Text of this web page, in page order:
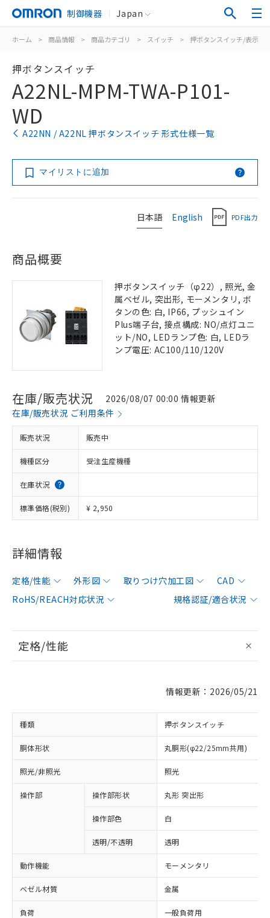
制御機器 Japan
ホーム > 商品情報 > 商品カテゴリ > スイッチ > 押ボタンスイッチ/表示灯
押ボタンスイッチ
A22NL-MPM-TWA-P101-
WD
A22NN / A22NL 押ボタンスイッチ 形式仕様一覧
マイリストに追加
日本語 English PDF出力
商品概要
押ボタンスイッチ（φ22）, 照光, 金
属ベゼル, 突出形, モーメンタリ, ボ
タンの色: 白, IP66, プッシュイン
Plus端子台, 接点構成: NO/点灯ユニ
ット/NO, LEDランプ色: 白, LEDラ
ンプ電圧: AC100/110/120V
在庫/販売状況
2026/08/07 00:00 情報更新
在庫/販売状況 ご利用条件
販売状況 販売中
機種区分 受注生産機種
在庫状況
標準価格(税別) ¥ 2,950
詳細情報
定格/性能 外形図 取りつけ穴加工図
CAD
RoHS/REACH対応状況
規格認証/適合状況
定格/性能
情報更新：2026/05/21
種類 押ボタンスイッチ
胴体形状 丸胴形(φ22/25mm共用)
照光/非照光 照光
操作部 操作部形状 丸形 突出形
操作部色 白
透明/不透明 透明
動作機能 モーメンタリ
ベゼル材質 金属
負荷 一般負荷用